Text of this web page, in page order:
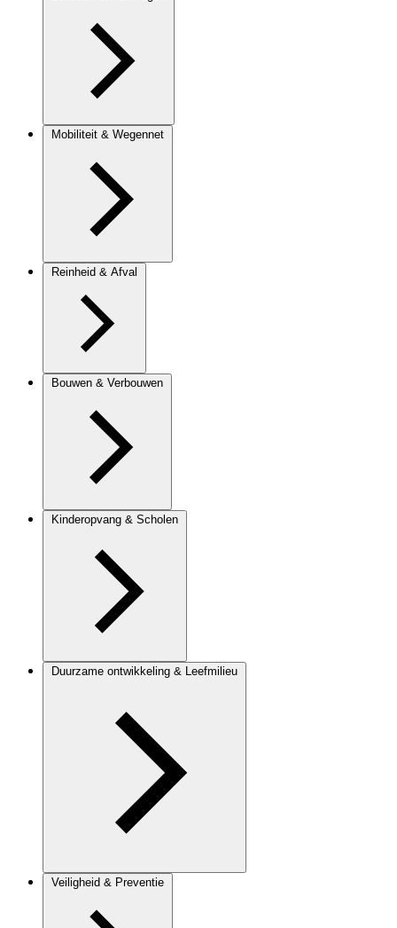
Mobiliteit & Wegennet
Reinheid & Afval
Bouwen & Verbouwen
Kinderopvang & Scholen
Duurzame ontwikkeling & Leefmilieu
Veiligheid & Preventie